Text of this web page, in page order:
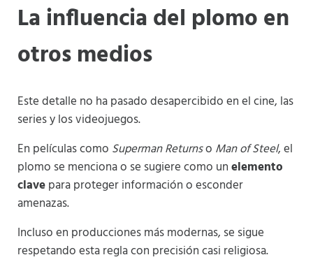
La influencia del plomo en
otros medios
Este detalle no ha pasado desapercibido en el cine, las
series y los videojuegos.
En películas como Superman Returnso Man of Steel, el
plomo se menciona o se sugiere como unelemento
clavepara proteger información o esconder
amenazas.
Incluso en producciones más modernas, se sigue
respetando esta regla con precisión casi religiosa.